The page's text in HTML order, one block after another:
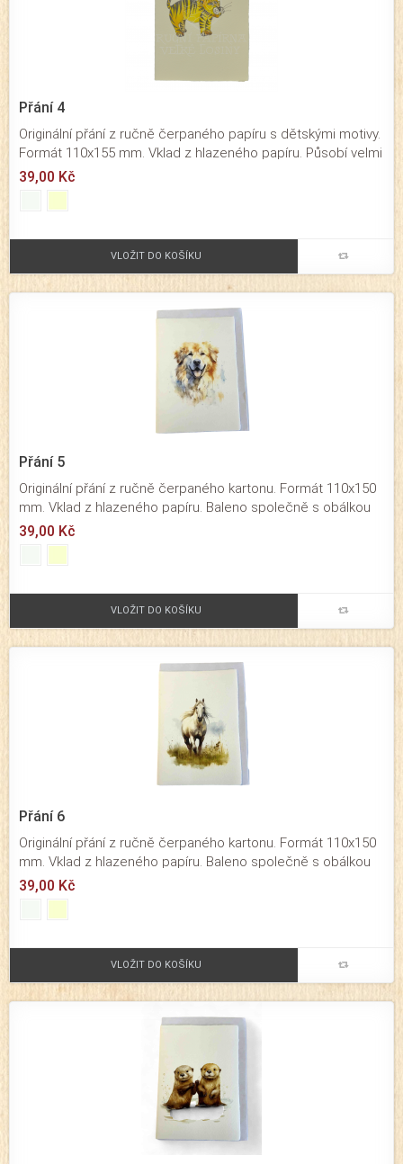
Přání 4
Originální přání z ručně čerpaného papíru s dětskými motivy.
Formát 110x155 mm. Vklad z hlazeného papíru. Působí velmi
originálním dojmem. Přání určené pro významné osobní a
rodinné příležitosti. Baleno je společně s obálkou v
průhledné celofánové fólii.
39,00 Kč
VLOŽIT DO KOŠÍKU
Přání 5
Originální přání z ručně čerpaného kartonu. Formát 110x150
mm. Vklad z hlazeného papíru. Baleno společně s obálkou
ze strojního papíru.
39,00 Kč
VLOŽIT DO KOŠÍKU
Přání 6
Originální přání z ručně čerpaného kartonu. Formát 110x150
mm. Vklad z hlazeného papíru. Baleno společně s obálkou
ze strojního papíru.
39,00 Kč
VLOŽIT DO KOŠÍKU